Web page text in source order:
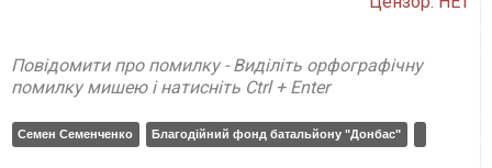
Повідомити про помилку - Виділіть орфографічну
помилку мишею і натисніть Ctrl + Enter
Семен Семенченко Благодійний фонд батальйону "Донбас"